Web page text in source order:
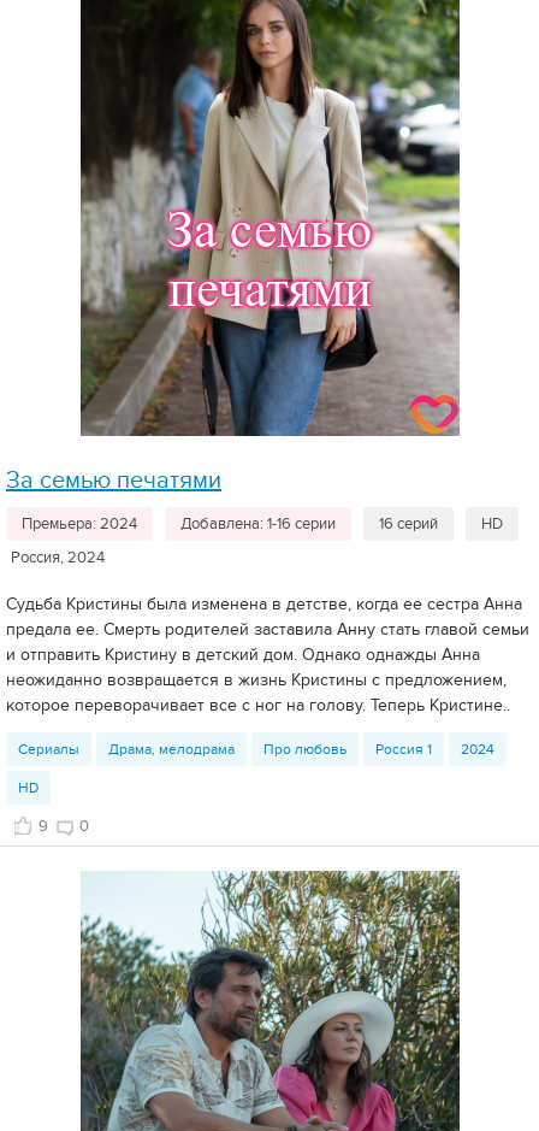
За семью печатями
Премьера: 2024 Добавлена: 1-16 серии 16 серий
HD
Россия, 2024
Судьба Кристины была изменена в детстве, когда ее сестра Анна
предала ее. Смерть родителей заставила Анну стать главой семьи
и отправить Кристину в детский дом. Однако однажды Анна
неожиданно возвращается в жизнь Кристины с предложением,
которое переворачивает все с ног на голову. Теперь Кристине..
Сериалы Драма, мелодрама Про любовь Россия 1 2024
HD
9 0